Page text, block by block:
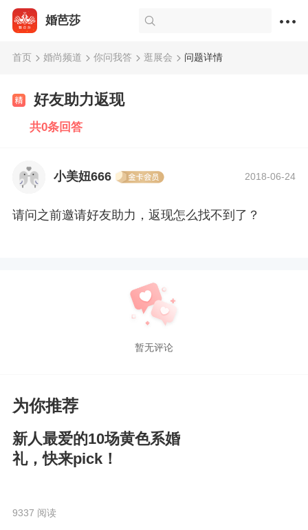
婚芭莎
首页 婚尚频道 你问我答 逛展会 问题详情
好友助力返现
共0条回答
小美妞666 2018-06-24
请问之前邀请好友助力，返现怎么找不到了？
暂无评论
为你推荐
新人最爱的10场黄色系婚
礼，快来pick！
9337 阅读